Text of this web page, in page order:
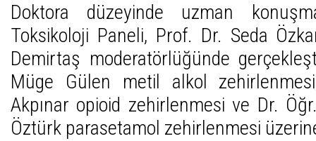
Doktora düzeyinde uzman
Toksikoloji Paneli, Prof. Dr. Seda
Demirtaş moderatörlüğünde
Müge Gülen metil alkol
Akpınar opioid zehirlenmesi ve Dr.
Öztürk parasetamol zehirlenmesi